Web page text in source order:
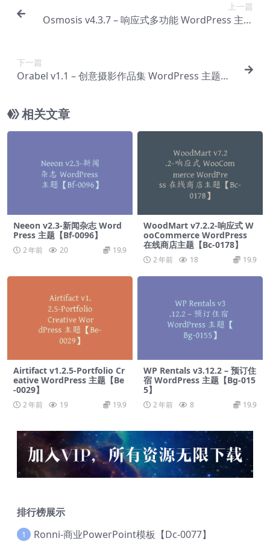
上一篇
Osmosis v4.3.7 – 响应式多功能 WordPress 主题
下一篇
Orabel v1.1 – 创意摄影作品集 WordPress 主题
相关文章
Neeon v2.3-新闻杂志 Word
Press 主题【Bf-0096】
2 年前 20 19.9
WoodMart v7.2.2-响应式 W
ooCommerce WordPress
在线商店主题【Bc-0178】
2 年前 18 19.9
Airtifact v1.2.5-Portfolio Cr
eative WordPress 主题【Be
-0029】
2 年前 19 19.9
WP Rentals v3.12.2 – 预订住
宿 WordPress 主题【Bg-015
5】
2 年前 8 19.9
排行榜展示
1 Ronni-商业PowerPoint模板【Dc-0077】